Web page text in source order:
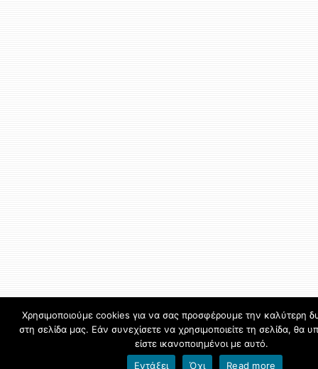
Χρησιμοποιούμε cookies για να σας προσφέρουμε την καλύτερη
στη σελίδα μας. Εάν συνεχίσετε να χρησιμοποιείτε τη σελίδα, θα
είστε ικανοποιημένοι με αυτό.
Εντάξει
Όχι Read more